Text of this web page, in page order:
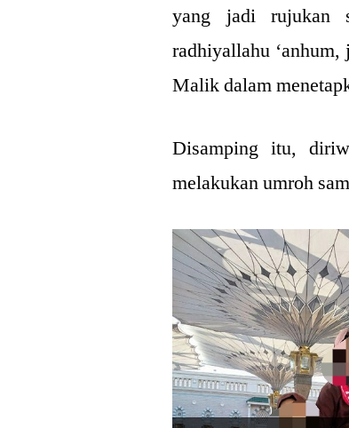
yang jadi rujukan
radhiyallahu
Malik dalam
Disamping itu,
melakukan umroh